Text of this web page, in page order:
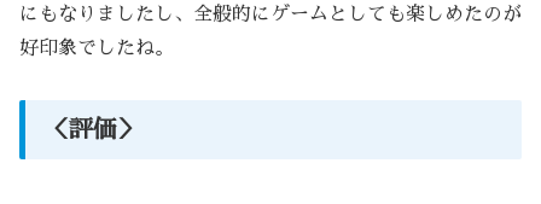
にもなりましたし、全般的にゲームとしても楽しめたのが
好印象でしたね。
＜評価＞